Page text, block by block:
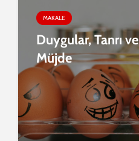
MAKALE
Duygular, Tanrı ve
Müjde